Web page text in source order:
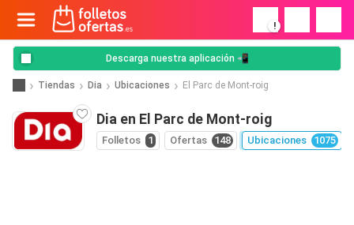
!
Descarga nuestra aplicación 📲
Tiendas Dia Ubicaciones El Parc de Mont-roig
Dia en El Parc de Mont-roig
Folletos 1 Ofertas 148 Ubicaciones 1075